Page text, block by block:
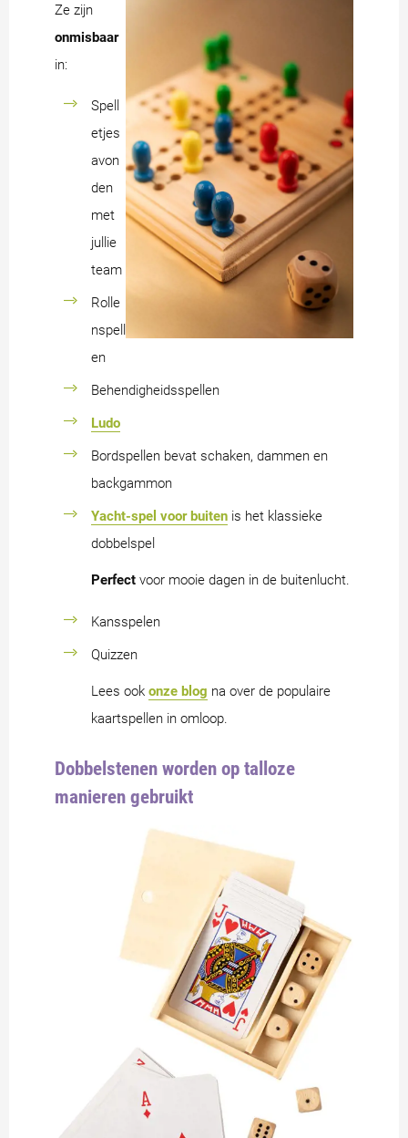
Ze zijn
onmisbaar
in:
Spell
etjes
avon
den
met
jullie
team
Rolle
nspell
en
Behendigheidsspellen
Ludo
Bordspellen bevat schaken, dammen en
backgammon
Yacht-spel voor buiten is het klassieke
dobbelspel
Perfect voor mooie dagen in de buitenlucht.
Kansspelen
Quizzen
Lees ook onze blog na over de populaire
kaartspellen in omloop.
Dobbelstenen worden op talloze
manieren gebruikt